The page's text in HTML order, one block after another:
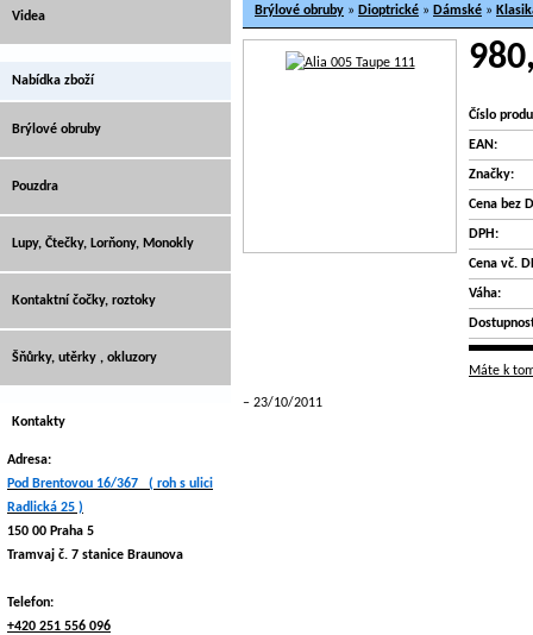
Brýlové obruby » Dioptrické » Dámské »
Číslo
EAN:
Značky:
Cena bez
DPH:
Cena vč.
Váha:
Máte k
23/10/2011
Videa
Nabídka zboží
Brýlové obruby
Pouzdra
Lupy, Čtečky, Lorňony, Monokly
Kontaktní čočky, roztoky
Šňůrky, utěrky , okluzory
Kontakty
Adresa:
Pod Brentovou 16/367 ( roh s ulici
Radlická 25 )
150 00 Praha 5
Tramvaj č. 7 stanice Braunova
Telefon:
+420 251 556 096